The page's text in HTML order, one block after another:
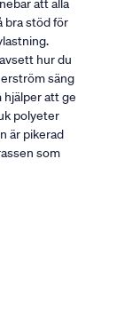
att alla
bra stöd för
hur du
säng
hjälper att ge
polyeter
är pikerad
som